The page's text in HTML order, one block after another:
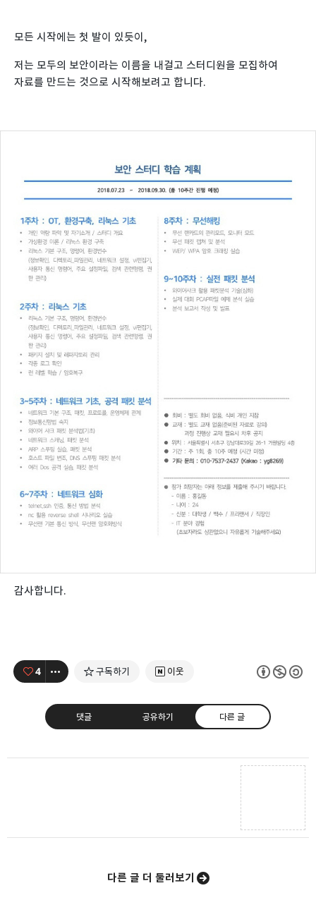
모든 시작에는 첫 발이 있듯이,
저는 모두의 보안이라는 이름을 내걸고 스터디원을 모집하여
자료를 만드는 것으로 시작해보려고 합니다.
감사합니다.
4 구독하기 이웃
댓글 공유하기 다른 글
다른 글 더 둘러보기